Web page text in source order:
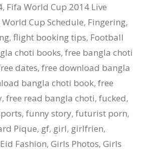
, Fifa World Cup 2014 Live
World Cup Schedule, Fingering,
, flight booking tips, Football
choti books, free bangla choti
dates, free download bangla
bangla choti book, free
, free read bangla choti, fucked,
, funny story, futurist porn,
Pique, gf, girl, girlfrien,
Fashion, Girls Photos, Girls